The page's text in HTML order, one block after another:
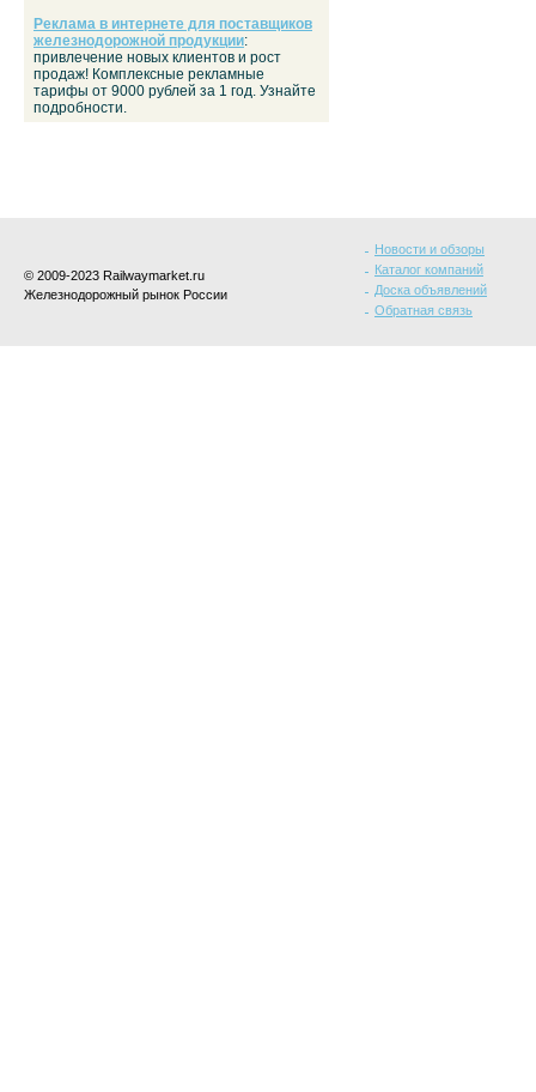
Реклама в интернете для поставщиков
железнодорожной продукции:
привлечение новых клиентов и рост
продаж! Комплексные рекламные
тарифы от 9000 рублей за 1 год. Узнайте
подробности.
© 2009-2023 Railwaymarket.ru
Железнодорожный рынок России
Новости и обзоры
Каталог компаний
Доска объявлений
Обратная связь